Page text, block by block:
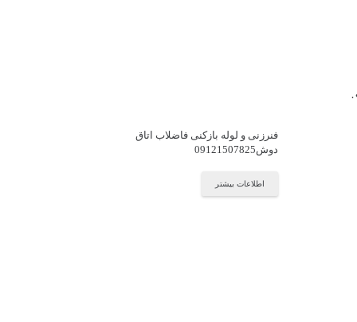
فنرزنی و لوله بازکنی فاضلاب اتاق
دوش09121507825
اطلاعات بیشتر